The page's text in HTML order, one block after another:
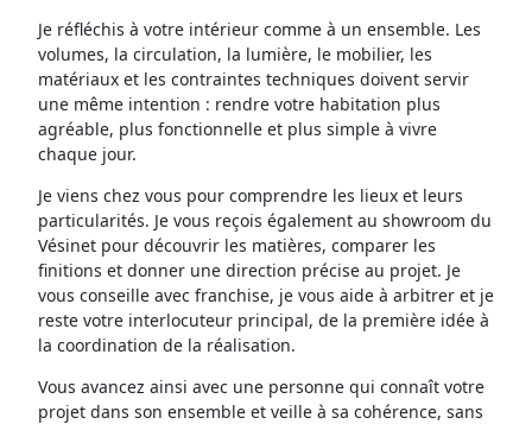
Je réfléchis à votre intérieur comme à un ensemble. Les
volumes, la circulation, la lumière, le mobilier, les
matériaux et les contraintes techniques doivent servir
une même intention : rendre votre habitation plus
agréable, plus fonctionnelle et plus simple à vivre
chaque jour.
Je viens chez vous pour comprendre les lieux et leurs
particularités. Je vous reçois également au showroom du
Vésinet pour découvrir les matières, comparer les
finitions et donner une direction précise au projet. Je
vous conseille avec franchise, je vous aide à arbitrer et je
reste votre interlocuteur principal, de la première idée à
la coordination de la réalisation.
Vous avancez ainsi avec une personne qui connaît votre
projet dans son ensemble et veille à sa cohérence, sans